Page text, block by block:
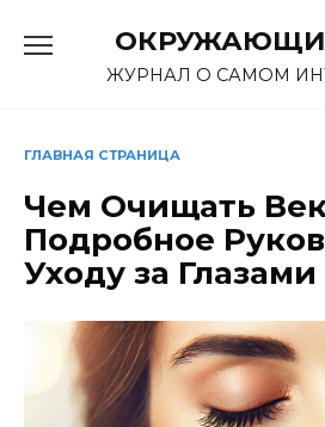
содержаниюЖУРНАЛ О САМОМ
ГЛАВНАЯ СТРАНИЦА
Чем Очищать
Подробное
Уходу за Глазами